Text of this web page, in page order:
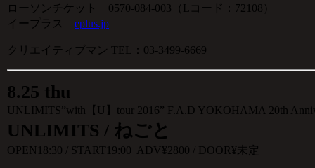
ローソンチケット 0570-084-003（Lコード：72108）
イープラス eplus.jp
クリエイティブマン TEL：03-3499-6669
8.25 thu
UNLIMITS”with【U】tour 2016” F.A.D YOKOHAMA 20th
UNLIMITS / ねごと
OPEN18:30 / START19:00 ADV¥2800 / DOOR¥未定